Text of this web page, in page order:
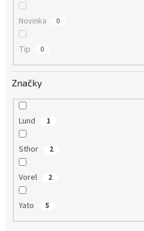
Novinka 0
Tip 0
Značky
Lund 1
Sthor 2
Vorel 2
Yato 5